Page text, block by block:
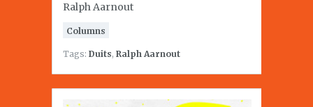
Ralph Aarnout
Columns
Tags: Duits, Ralph Aarnout